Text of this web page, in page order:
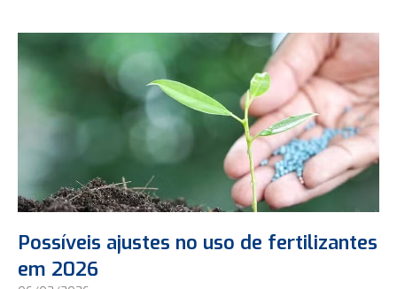
Possíveis ajustes no uso de fertilizantes
em 2026